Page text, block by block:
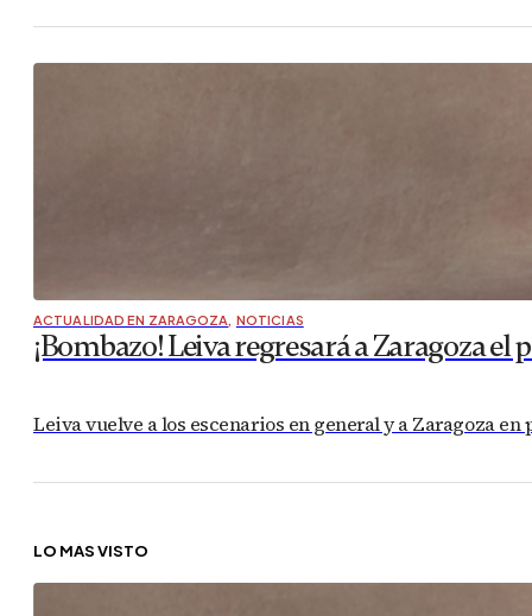
ACTUALIDAD EN ZARAGOZA, NOTICIAS
¡Bombazo! Leiva regresará a Zaragoza el
Leiva vuelve a los escenarios en general y a Zaragoza
LO MÁS VISTO